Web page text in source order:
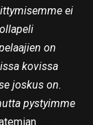
ei
on
kovissa
joskus on.
pystyimme